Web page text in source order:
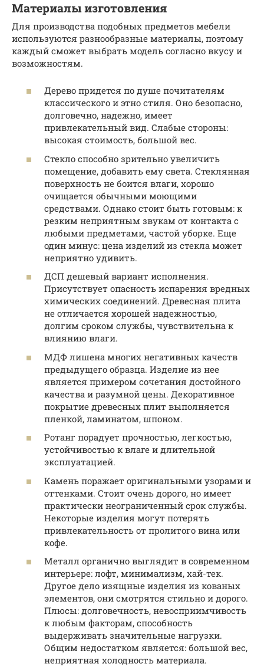
Материалы изготовления
Для производства подобных предметов мебели
используются разнообразные материалы, поэтому
каждый сможет выбрать модель согласно вкусу и
возможностям.
Дерево придется по душе почитателям
классического и этно стиля. Оно безопасно,
долговечно, надежно, имеет
привлекательный вид. Слабые стороны:
высокая стоимость, большой вес.
Стекло способно зрительно увеличить
помещение, добавить ему света. Стеклянная
поверхность не боится влаги, хорошо
очищается обычными моющими
средствами. Однако стоит быть готовым: к
резким неприятным звукам от контакта с
любыми предметами, частой уборке. Еще
один минус: цена изделий из стекла может
неприятно удивить.
ДСП дешевый вариант исполнения.
Присутствует опасность испарения вредных
химических соединений. Древесная плита
не отличается хорошей надежностью,
долгим сроком службы, чувствительна к
влиянию влаги.
МДФ лишена многих негативных качеств
предыдущего образца. Изделие из нее
является примером сочетания достойного
качества и разумной цены. Декоративное
покрытие древесных плит выполняется
пленкой, ламинатом, шпоном.
Ротанг порадует прочностью, легкостью,
устойчивостью к влаге и длительной
эксплуатацией.
Камень поражает оригинальными узорами и
оттенками. Стоит очень дорого, но имеет
практически неограниченный срок службы.
Некоторые изделия могут потерять
привлекательность от пролитого вина или
кофе.
Металл органично выглядит в современном
интерьере: лофт, минимализм, хай-тек.
Другое дело изящные изделия из кованых
элементов, они смотрятся стильно и дорого.
Плюсы: долговечность, невосприимчивость
к любым факторам, способность
выдерживать значительные нагрузки.
Общим недостатком является: большой вес,
неприятная холодность материала.